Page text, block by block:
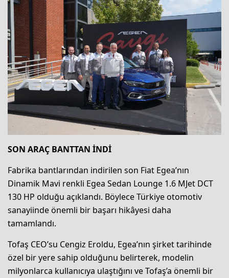
SON ARAÇ BANTTAN İNDİ
Fabrika bantlarından indirilen son Fiat Egea’nın
Dinamik Mavi renkli Egea Sedan Lounge 1.6 MJet DCT
130 HP olduğu açıklandı. Böylece Türkiye otomotiv
sanayiinde önemli bir başarı hikâyesi daha
tamamlandı.
Tofaş CEO’su Cengiz Eroldu, Egea’nın şirket tarihinde
özel bir yere sahip olduğunu belirterek, modelin
milyonlarca kullanıcıya ulaştığını ve Tofaş’a önemli bir